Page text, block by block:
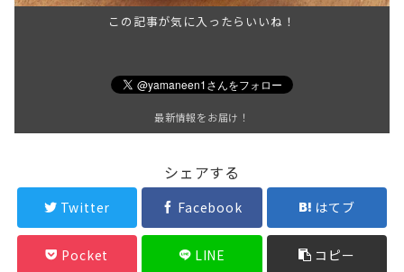
この記事が気に入ったらいいね！
最新情報をお届け！
シェアする
Twitter Facebook はてブ
Pocket LINE コピー